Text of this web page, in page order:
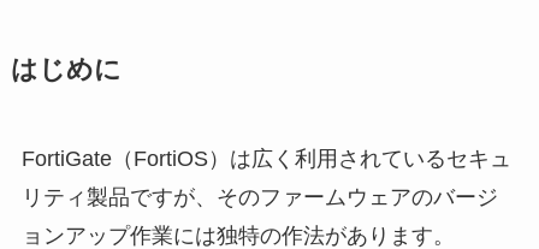
はじめに
FortiGate（FortiOS）は広く利用されているセキュ
リティ製品ですが、そのファームウェアのバージ
ョンアップ作業には独特の作法があります。